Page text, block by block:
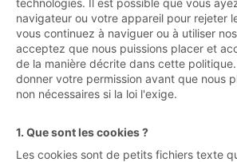
technologies. Il est possible que vous
navigateur ou votre appareil pour rejeter
vous continuez à naviguer ou à utiliser
acceptez que nous puissions placer et
de la manière décrite dans cette
donner votre permission avant que nous
non nécessaires si la loi l'exige.
1. Que sont les cookies ?
Les cookies sont de petits fichiers texte